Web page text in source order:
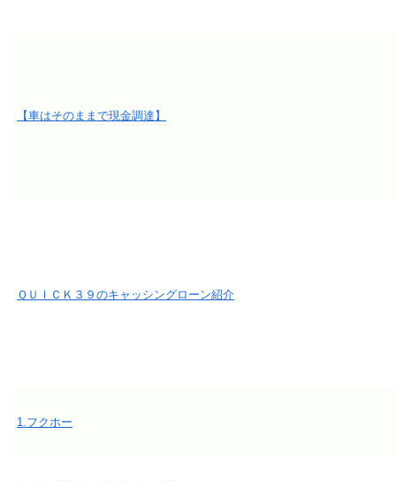
【車はそのままで現金調達】
ＱＵＩＣＫ３９のキャッシングローン紹介
1.フクホー